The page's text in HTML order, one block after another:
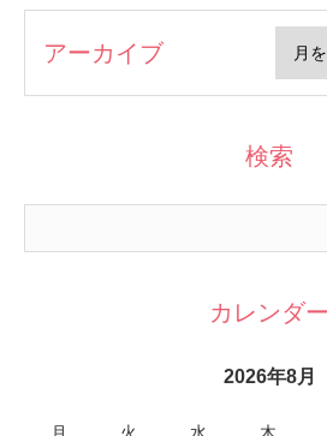
アーカイブ
検索
カレンダー
2026年8月